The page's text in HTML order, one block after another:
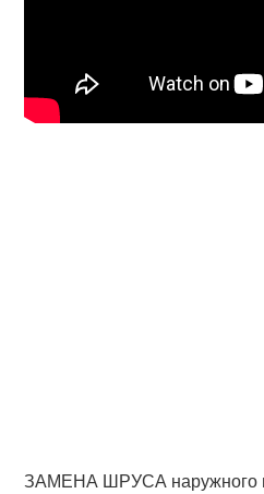
ЗАМЕНА ШРУСА наружного и